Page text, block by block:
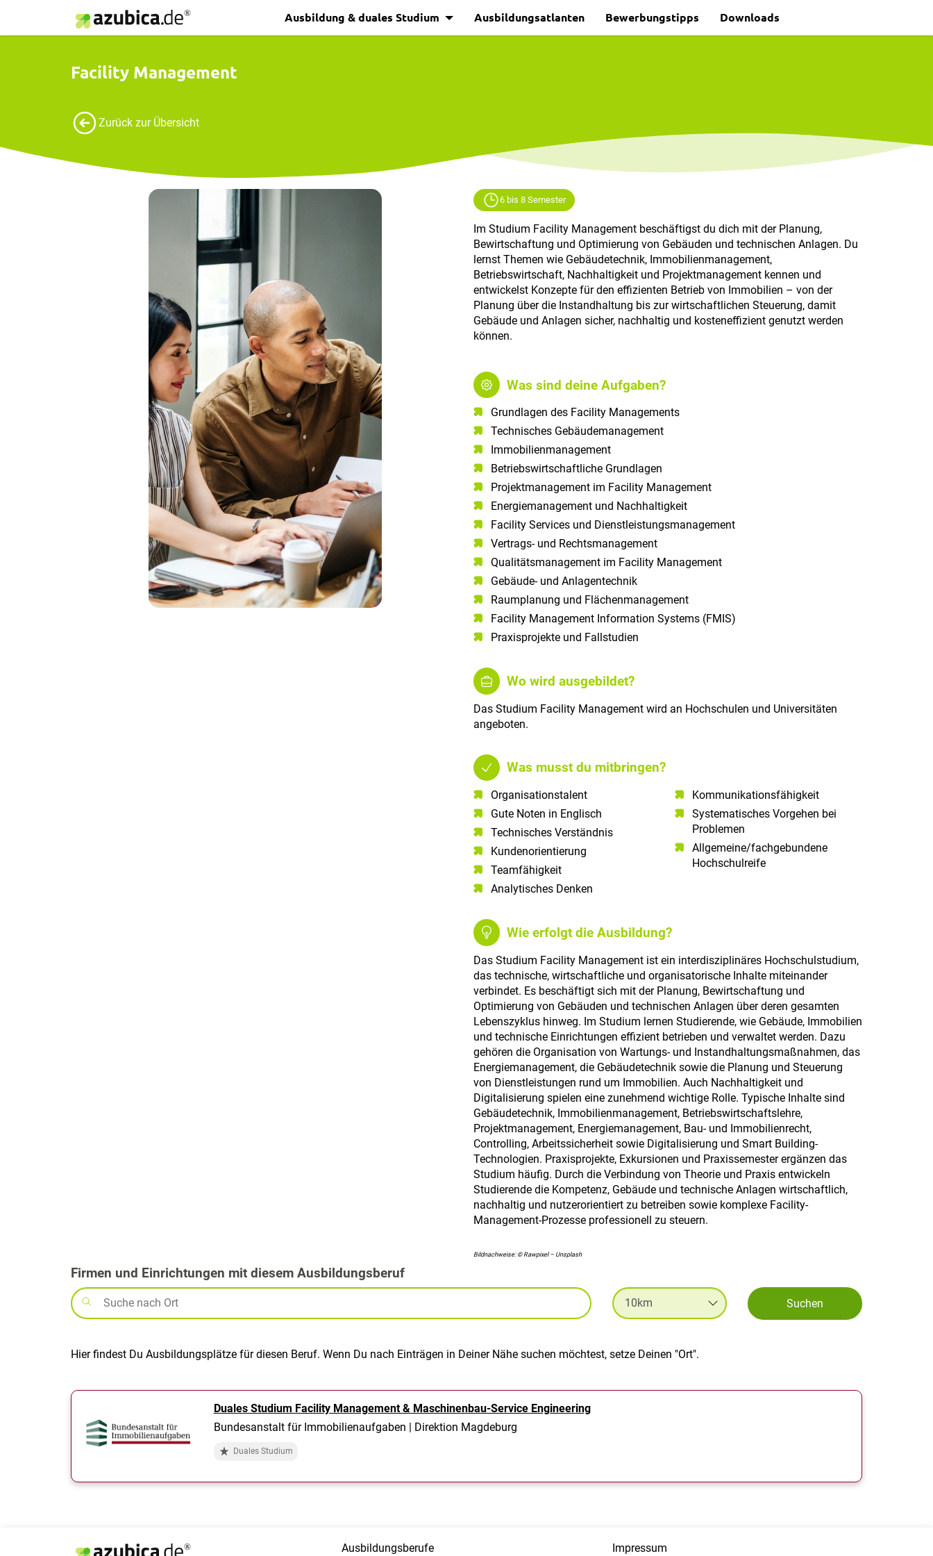
Ausbildung & duales Studium Ausbildungsatlanten Bewerbungstipps Downloads
Facility Management
Zurück zur Übersicht
6 bis 8 Semester
Im Studium Facility Management beschäftigst du dich mit der Planung,
Bewirtschaftung und Optimierung von Gebäuden und technischen Anlagen. Du
lernst Themen wie Gebäudetechnik, Immobilienmanagement,
Betriebswirtschaft, Nachhaltigkeit und Projektmanagement kennen und
entwickelst Konzepte für den effizienten Betrieb von Immobilien – von der
Planung über die Instandhaltung bis zur wirtschaftlichen Steuerung, damit
Gebäude und Anlagen sicher, nachhaltig und kosteneffizient genutzt werden
können.
Was sind deine Aufgaben?
Grundlagen des Facility Managements
Technisches Gebäudemanagement
Immobilienmanagement
Betriebswirtschaftliche Grundlagen
Projektmanagement im Facility Management
Energiemanagement und Nachhaltigkeit
Facility Services und Dienstleistungsmanagement
Vertrags- und Rechtsmanagement
Qualitätsmanagement im Facility Management
Gebäude- und Anlagentechnik
Raumplanung und Flächenmanagement
Facility Management Information Systems (FMIS)
Praxisprojekte und Fallstudien
Wo wird ausgebildet?
Das Studium Facility Management wird an Hochschulen und Universitäten
angeboten.
Was musst du mitbringen?
Organisationstalent​
Gute Noten in Englisch​
Technisches Verständnis​
Kundenorientierung​
Teamfähigkeit​
Analytisches Denken​
Kommunikationsfähigkeit​
Systematisches Vorgehen bei
Problemen​
Allgemeine/fachgebundene
Hochschulreife
Wie erfolgt die Ausbildung?
Das Studium Facility Management ist ein interdisziplinäres Hochschulstudium,
das technische, wirtschaftliche und organisatorische Inhalte miteinander
verbindet. Es beschäftigt sich mit der Planung, Bewirtschaftung und
Optimierung von Gebäuden und technischen Anlagen über deren gesamten
Lebenszyklus hinweg. Im Studium lernen Studierende, wie Gebäude, Immobilien
und technische Einrichtungen effizient betrieben und verwaltet werden. Dazu
gehören die Organisation von Wartungs- und Instandhaltungsmaßnahmen, das
Energiemanagement, die Gebäudetechnik sowie die Planung und Steuerung
von Dienstleistungen rund um Immobilien. Auch Nachhaltigkeit und
Digitalisierung spielen eine zunehmend wichtige Rolle. Typische Inhalte sind
Gebäudetechnik, Immobilienmanagement, Betriebswirtschaftslehre,
Projektmanagement, Energiemanagement, Bau- und Immobilienrecht,
Controlling, Arbeitssicherheit sowie Digitalisierung und Smart Building-
Technologien. Praxisprojekte, Exkursionen und Praxissemester ergänzen das
Studium häufig. Durch die Verbindung von Theorie und Praxis entwickeln
Studierende die Kompetenz, Gebäude und technische Anlagen wirtschaftlich,
nachhaltig und nutzerorientiert zu betreiben sowie komplexe Facility-
Management-Prozesse professionell zu steuern.
Bildnachweise: © Rawpixel – Unsplash
Firmen und Einrichtungen mit diesem Ausbildungsberuf
Suchen
Hier findest Du Ausbildungsplätze für diesen Beruf. Wenn Du nach Einträgen in Deiner Nähe suchen möchtest, setze Deinen "Ort".
Duales Studium Facility Management & Maschinenbau-Service Engineering
Bundesanstalt für Immobilienaufgaben | Direktion Magdeburg
Duales Studium
Ausbildungsberufe Impressum